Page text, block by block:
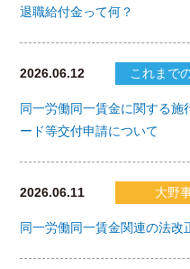
退職給付金って何？
2026.06.12 これまで
同一労働同一賃金に関する施
ード等交付申請について
2026.06.11 大野
同一労働同一賃金関連の法改